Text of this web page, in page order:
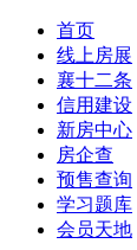
首页
线上房展
襄十二条
信用建设
新房中心
房企查
预售查询
学习题库
会员天地